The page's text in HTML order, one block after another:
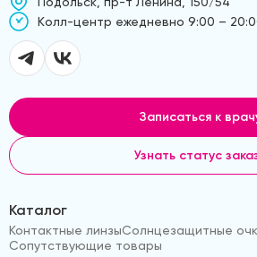
Kолл-центр ежедневно 9:00 –
Записаться к
Узнать статус
Каталог
Контактные линзыСолнцезащитные
Сопутствующие товары